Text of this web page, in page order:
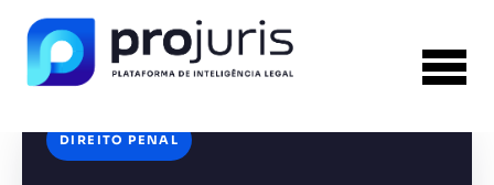
DIREITO PENAL